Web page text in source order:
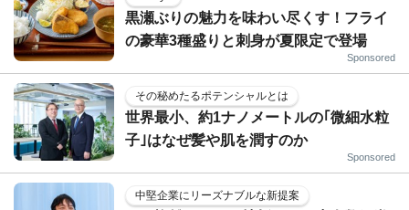
黒瀬ぶりの魅力を味わい尽くす！フライ
の豪華3種盛りと刺身が夏限定で登場
Sponsored
その秘めたるポテンシャルとは
世界最小、約1ナノメートルの｢微細水粒
子｣はなぜ髪や肌を潤すのか
Sponsored
中堅企業にリーズナブルな新提案